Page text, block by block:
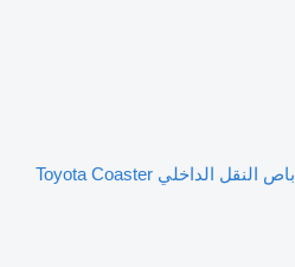
باص النقل الداخلي Toyota Coaster